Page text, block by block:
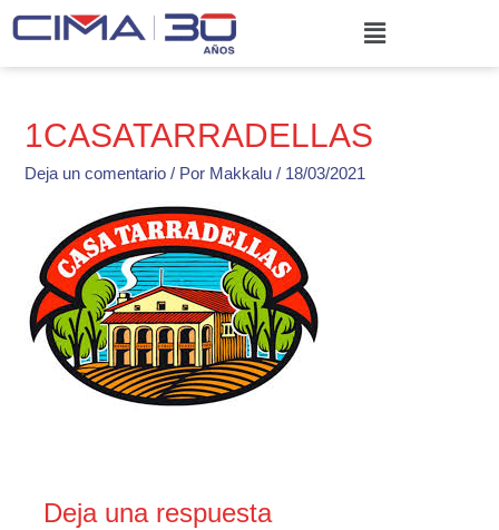
Menú
1CASATARRADELLAS
Deja un comentario / Por Makkalu/ 18/03/2021
Deja una respuesta